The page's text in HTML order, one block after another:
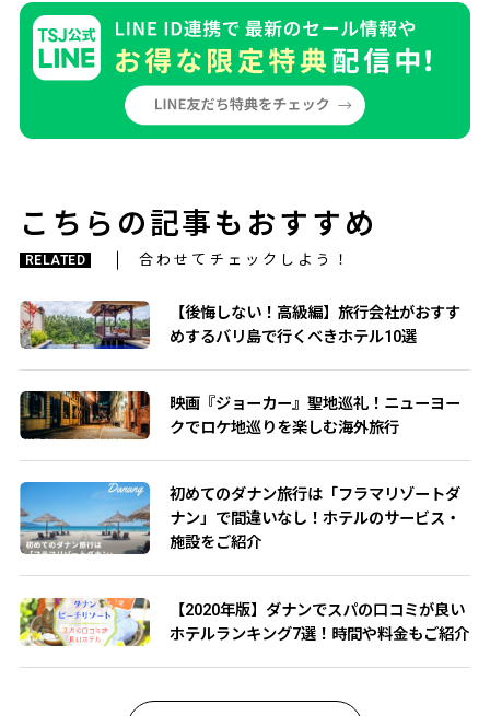
こちらの記事もおすすめ
RELATED 合わせてチェックしよう！
【後悔しない！高級編】旅行会社がおすす
めするバリ島で行くべきホテル10選
映画『ジョーカー』聖地巡礼！ニューヨー
クでロケ地巡りを楽しむ海外旅行
初めてのダナン旅行は「フラマリゾートダ
ナン」で間違いなし！ホテルのサービス・
施設をご紹介
【2020年版】ダナンでスパの口コミが良い
ホテルランキング7選！時間や料金もご紹介